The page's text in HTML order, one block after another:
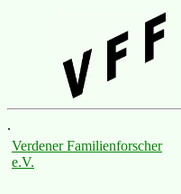
.
Verdener Familienforscher
e.V.